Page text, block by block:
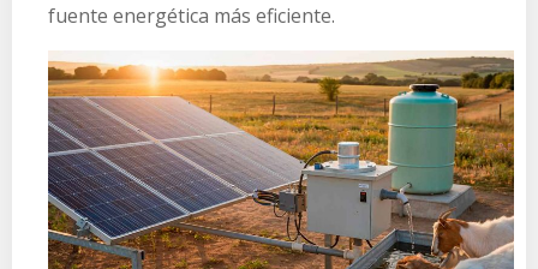
fuente energética más eficiente.